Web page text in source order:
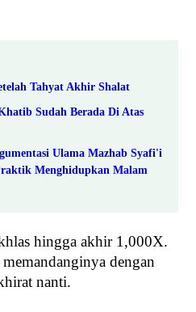
Tahyat Akhir Shalat
Sudah Berada Di Atas
Ulama Mazhab Syafi'i
Menghidupkan Malam
hingga akhir 1,000X.
dengan
nanti.